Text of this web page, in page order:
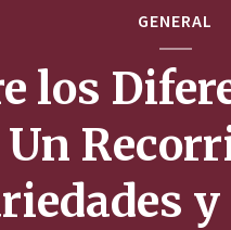
GENERAL
los
Un
y